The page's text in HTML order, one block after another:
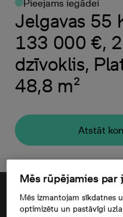
Pieejams iegādei
Jelgavas 55
133 000 €,
dzīvoklis,
48,8 m²
Atstāt
Mēs rūpējamies par
Mēs izmantojam sīkdatnes
optimizētu un pastāvīgi